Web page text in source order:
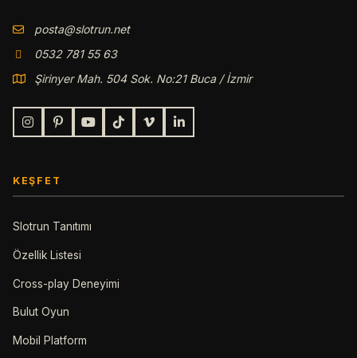
posta@slotrun.net
0532 781 55 63
Şirinyer Mah. 504 Sok. No:21 Buca / İzmir
KEŞFET
Slotrun Tanıtımı
Özellik Listesi
Cross-play Deneyimi
Bulut Oyun
Mobil Platform